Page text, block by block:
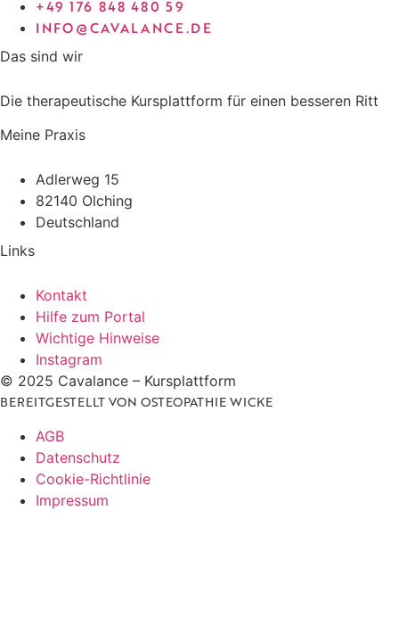
+49 176 848 480 59
INFO@CAVALANCE.DE
Das sind wir
Die therapeutische Kursplattform für einen besseren Ritt
Meine Praxis
Adlerweg 15
82140 Olching
Deutschland
Links
Kontakt
Hilfe zum Portal
Wichtige Hinweise
Instagram
© 2025 Cavalance – Kursplattform
BEREITGESTELLT VON OSTEOPATHIE WICKE
AGB
Datenschutz
Cookie-Richtlinie
Impressum